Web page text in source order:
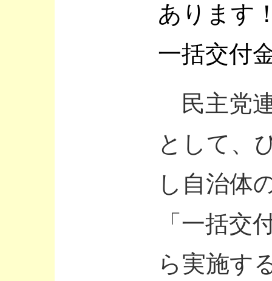
あります
一括交付
民主党
として、
し自治体
「一括交
ら実施す